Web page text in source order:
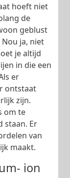
hoeft niet
de
geblust
ja, niet
je altijd
in die een
er
ontstaat
zijn.
om te
staan. Er
van
maakt.
ion